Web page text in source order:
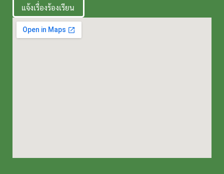
แจ้งเรื่องร้องเรียน